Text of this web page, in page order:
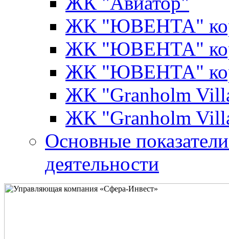
ЖК "ЮВЕНТА"
ЖК "ЮВЕНТА"
ЖК "ЮВЕНТА"
ЖК "Granholm
ЖК "Granholm
Основные
деятельности